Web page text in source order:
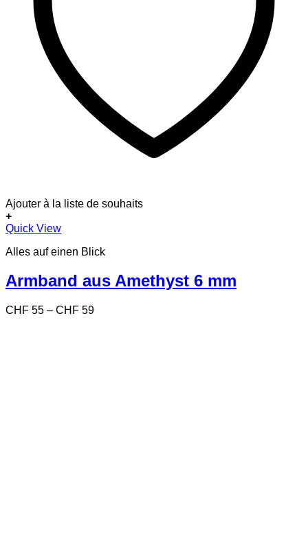
Ajouter à la liste de souhaits
+
Dieses
weist
Varianten
auf.
Optionen
Quick View
Alles auf einen Blick
Armband aus Amethyst 6 mm
CHF 55 – CHF 59Preisspanne: